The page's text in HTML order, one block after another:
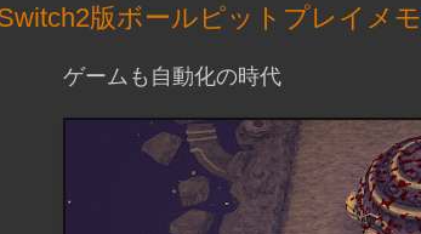
版ボールピットプレイメモ
ゲームも自動化の時代